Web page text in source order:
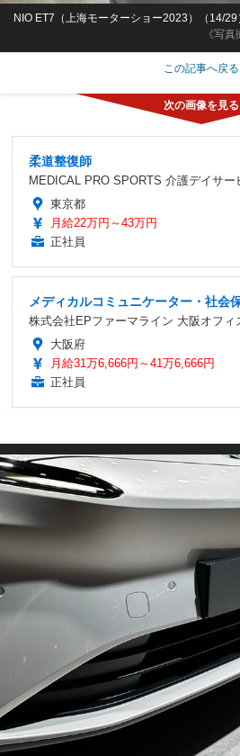
《写
NIO ET7（上海モーターショー2023）（14/29
この記事へ戻る
柔道整復師
MEDICAL PRO SPORTS 介護デイサー
東京都
月給22万円～43万円
正社員
メディカルコミュニケーター・社会
株式会社EPファーマライン 大阪オフィ
大阪府
月給31万6,666円～41万6,666円
正社員